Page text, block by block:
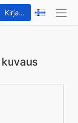
Kirjaudu sisään